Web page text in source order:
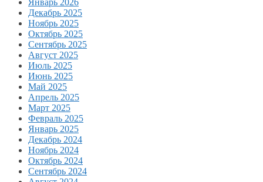
Январь 2026
Декабрь 2025
Ноябрь 2025
Октябрь 2025
Сентябрь 2025
Август 2025
Июль 2025
Июнь 2025
Май 2025
Апрель 2025
Март 2025
Февраль 2025
Январь 2025
Декабрь 2024
Ноябрь 2024
Октябрь 2024
Сентябрь 2024